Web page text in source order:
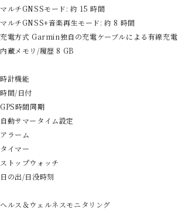
マルチGNSSモード: 約 15 時間
マルチGNSS+音楽再生モード: 約 8 時間
充電方式 Garmin独自の充電ケーブルによる有線充電
内蔵メモリ/履歴 8 GB
時計機能
時間/日付
GPS時間同期
自動サマータイム設定
アラーム
タイマー
ストップウォッチ
日の出/日没時刻
ヘルス＆ウェルネスモニタリング